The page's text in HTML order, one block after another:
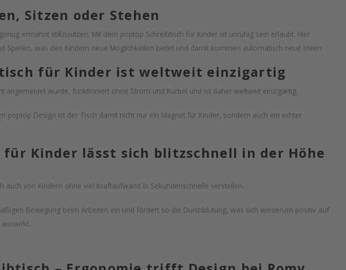
Sitzen oder Stehen
ermahnt stillzusitzen. Mit dem poptop Schreibtisch für Kinder ist unruhig sein erlaubt. Hier
Spielen, was den Kindern neue Möglichkeiten bietet und damit kommen automatisch neue Ideen.
für Kinder ist weltweit einzigartig
angemeldet wurde, funktioniert ohne Strom und Kurbel und ist daher weltweit einzigartig.
poptop Design ist der Tisch damit nicht nur ein Magnet für Kinder, sondern auch ein echter
für Kinder lässt sich blitzschnell in der Höhe
auch von Kindern ohne viel Kraftaufwand in Sekundenschnelle verstellen.
Bewegung beim Arbeiten ein und fördert so die Durchblutung, was sich wiederum positiv auf